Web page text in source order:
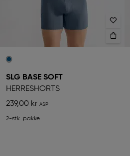
SLG BASE SOFT
HERRESHORTS
239,00 kr
2-stk. pakke